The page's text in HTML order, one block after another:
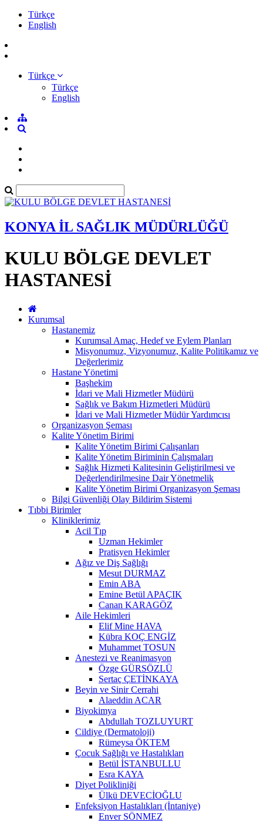
Türkçe
English
Türkçe
Türkçe
English
KONYA İL SAĞLIK MÜDÜRLÜĞÜ
KULU BÖLGE DEVLET
HASTANESİ
Kurumsal
Hastanemiz
Kurumsal Amaç, Hedef ve Eylem Planları
Misyonumuz, Vizyonumuz, Kalite Politikamız ve
Değerlerimiz
Hastane Yönetimi
Başhekim
İdari ve Mali Hizmetler Müdürü
Sağlık ve Bakım Hizmetleri Müdürü
İdari ve Mali Hizmetler Müdür Yardımcısı
Organizasyon Şeması
Kalite Yönetim Birimi
Kalite Yönetim Birimi Çalışanları
Kalite Yönetim Biriminin Çalışmaları
Sağlık Hizmeti Kalitesinin Geliştirilmesi ve
Değerlendirilmesine Dair Yönetmelik
Kalite Yönetim Birimi Organizasyon Şeması
Bilgi Güvenliği Olay Bildirim Sistemi
Tıbbi Birimler
Kliniklerimiz
Acil Tıp
Uzman Hekimler
Pratisyen Hekimler
Ağız ve Diş Sağlığı
Mesut DURMAZ
Emin ABA
Emine Betül APAÇIK
Canan KARAGÖZ
Aile Hekimleri
Elif Mine HAVA
Kübra KOÇ ENGİZ
Muhammet TOSUN
Anestezi ve Reanimasyon
Özge GÜRSÖZLÜ
Sertaç ÇETİNKAYA
Beyin ve Sinir Cerrahi
Alaeddin ACAR
Biyokimya
Abdullah TOZLUYURT
Cildiye (Dermatoloji)
Rümeysa ÖKTEM
Çocuk Sağlığı ve Hastalıkları
Betül İSTANBULLU
Esra KAYA
Diyet Polikliniği
Ülkü DEVECİOĞLU
Enfeksiyon Hastalıkları (İntaniye)
Enver SÖNMEZ